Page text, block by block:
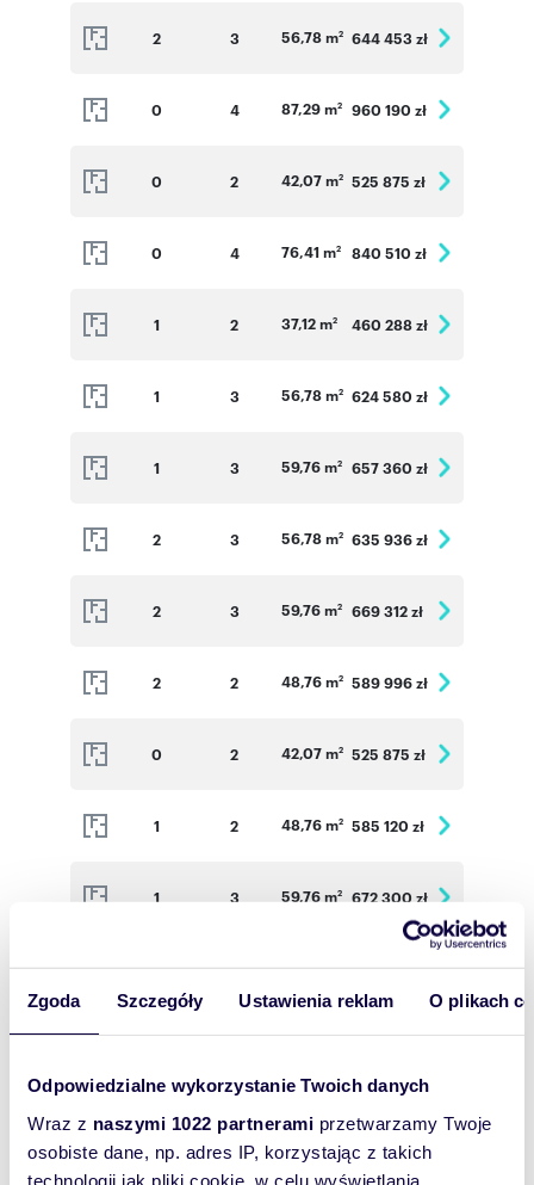
Zgoda Szczegóły Ustawienia reklam O plikach
Odpowiedzialne wykorzystanie Twoich danych
Wraz z naszymi 1022 partnerami przetwarzamy Twoje
osobiste dane, np. adres IP, korzystając z takich
technologii jak pliki cookie, w celu wyświetlania
2 3 56,78 m2 644 453 zł
0 4 87,29 m2 960 190 zł
0 2 42,07 m2 525 875 zł
0 4 76,41 m2 840 510 zł
1 2 37,12 m2 460 288 zł
1 3 56,78 m2 624 580 zł
1 3 59,76 m2 657 360 zł
2 3 56,78 m2 635 936 zł
2 3 59,76 m2 669 312 zł
2 2 48,76 m2 589 996 zł
0 2 42,07 m2 525 875 zł
1 2 48,76 m2 585 120 zł
1 3 59,76 m2 672 300 zł
1 3 56,80 m 639 000 zł
1 2 37,31 m2 475 703 zł
2